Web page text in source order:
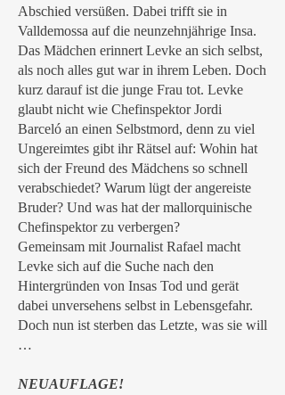
Abschied versüßen. Dabei trifft sie in
Valldemossa auf die neunzehnjährige Insa.
Das Mädchen erinnert Levke an sich selbst,
als noch alles gut war in ihrem Leben. Doch
kurz darauf ist die junge Frau tot. Levke
glaubt nicht wie Chefinspektor Jordi
Barceló an einen Selbstmord, denn zu viel
Ungereimtes gibt ihr Rätsel auf: Wohin hat
sich der Freund des Mädchens so schnell
verabschiedet? Warum lügt der angereiste
Bruder? Und was hat der mallorquinische
Chefinspektor zu verbergen?
Gemeinsam mit Journalist Rafael macht
Levke sich auf die Suche nach den
Hintergründen von Insas Tod und gerät
dabei unversehens selbst in Lebensgefahr.
Doch nun ist sterben das Letzte, was sie will
…
NEUAUFLAGE!